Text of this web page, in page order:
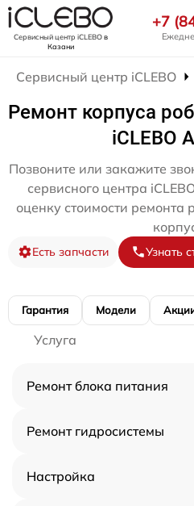
Сервисный центр iCLEBOв
Казани
+7
Сервисный центр iCLEBO
Ремонт корпуса
iCLEBO
Позвоните или закажите
сервисного центра
оценку стоимости ремонта
Есть запчасти Узнать
Гарантия Модели
Услуга
Ремонт блока питания
Ремонт гидросистемы
Настройка